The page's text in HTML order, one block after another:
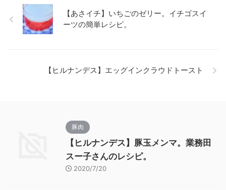
【あさイチ】いちごのゼリー。イチゴスイ
ーツの簡単レシピ。
【ヒルナンデス】エッグインクラウドトースト
豚肉
【ヒルナンデス】豚玉メンマ。業務田
スー子さんのレシピ。
2020/7/20